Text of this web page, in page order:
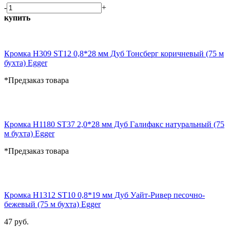
-
+
купить
Кромка H309 ST12 0,8*28 мм Дуб Тонсберг коричневый (75 м
бухта) Egger
*Предзаказ товара
Кромка H1180 ST37 2,0*28 мм Дуб Галифакс натуральный (75
м бухта) Egger
*Предзаказ товара
Кромка H1312 ST10 0,8*19 мм Дуб Уайт-Ривер песочно-
бежевый (75 м бухта) Egger
47 руб.